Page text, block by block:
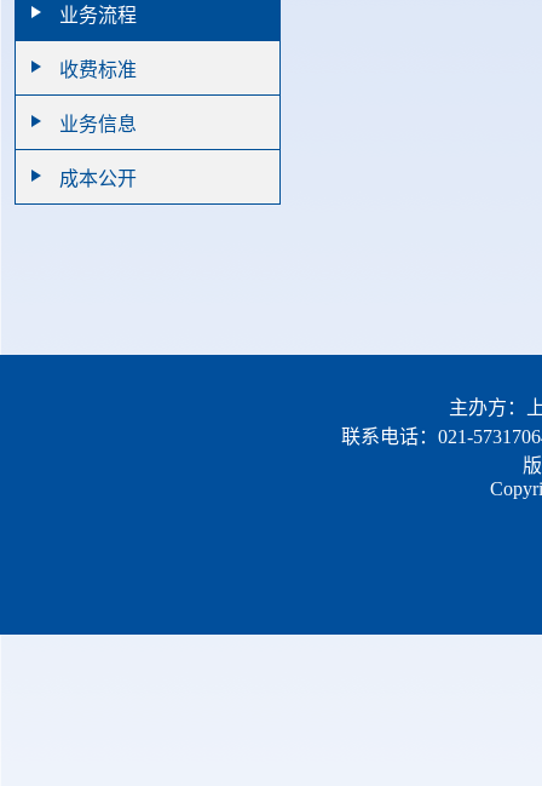
业务流程
收费标准
业务信息
成本公开
主办方：
联系电话：021-